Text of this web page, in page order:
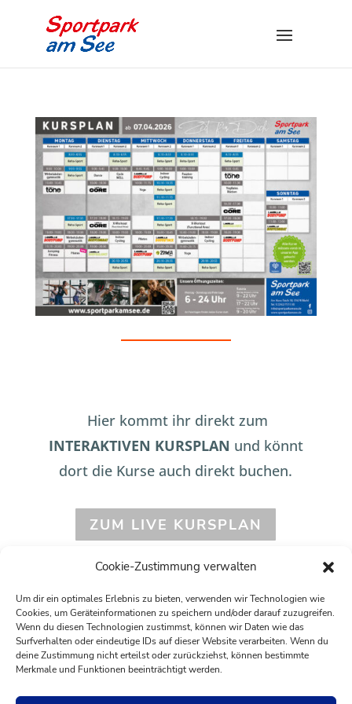
Cookie-Zustimmung verwalten
Um dir ein optimales Erlebnis zu bieten, verwenden wir Technologien wie
Cookies, um Geräteinformationen zu speichern und/oder darauf zuzugreifen.
Wenn du diesen Technologien zustimmst, können wir Daten wie das
Surfverhalten oder eindeutige IDs auf dieser Website verarbeiten. Wenn du
deine Zustimmung nicht erteilst oder zurückziehst, können bestimmte
Merkmale und Funktionen beeinträchtigt werden.
Hier kommt ihr direkt zum
INTERAKTIVEN KURSPLAN und könnt
dort die Kurse auch direkt buchen.
ZUM LIVE KURSPLAN
Kurse müssen vorher über die
MySportsgebucht werden.
ZUR KURSÜBERSICHT